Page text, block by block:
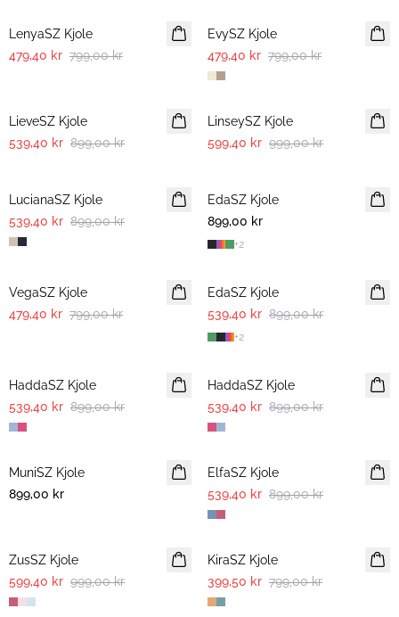
LenyaSZ Kjole
479,40 kr 799,00 kr
EvySZ Kjole
479,40 kr 799,00 kr
LieveSZ Kjole
539,40 kr 899,00 kr
-40%
LinseySZ Kjole
599,40 kr 999,00 kr
LucianaSZ Kjole
539,40 kr 899,00 kr
EdaSZ Kjole
899,00 kr
+2
VegaSZ Kjole
479,40 kr 799,00 kr
EdaSZ Kjole
539,40 kr 899,00 kr
+2
HaddaSZ Kjole
539,40 kr 899,00 kr
HaddaSZ Kjole
539,40 kr 899,00 kr
MuniSZ Kjole
899,00 kr
-40%
ElfaSZ Kjole
539,40 kr 899,00 kr
ZusSZ Kjole
599,40 kr 999,00 kr
-50%
KiraSZ Kjole
399,50 kr 799,00 kr
-50% -40%